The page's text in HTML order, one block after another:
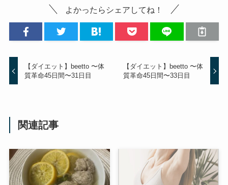
よかったらシェアしてね！
【ダイエット】beetto 〜体
質革命45日間〜31日目
【ダイエット】beetto 〜体
質革命45日間〜33日目
関連記事